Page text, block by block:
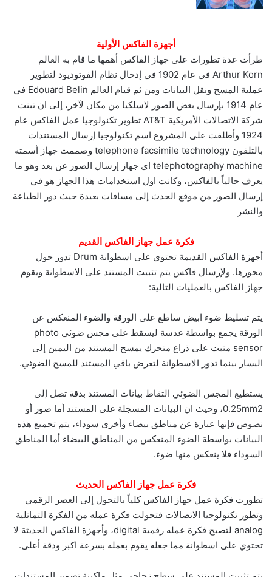
أجهزة الفاكس الأولية
طرأت عدة تطورات على جهاز الفاكس أهمها ما قام به العالم
Arthur Korn في عام 1902 في إدخال نظام الفوتوديود لتطوير
عملية المسح ونقل البيانات ومن ثم قيام العالم Edouard Belin في
عام 1914 بإرسال بعض الصور لاسلكيا من مكان لآخر، إلى ان تبنت
شركة الاتصالات الأمريكية AT&T تطوير تكنولوجيا عمل الفاكس عام
1924 وأطلقت على المشروع اسم تكنولوجيا إرسال المستندات
بالتلفون telephone facsimile technology وصممت جهاز أسمته
telephotography machine اي جهاز إرسال الصور عن بعد وهو ما
يعرف حالياً بالفاكس، وكانت اول استخدامات هذا الجهاز هو في
إرسال الصور من موقع الحدث إلى مسافات بعيدة حيث دور الطباعة
والنشر
فكرة عمل جهاز الفاكس القديم
أجهزة الفاكس القديمة تحتوي على اسطوانة Drum تدور حول
محورها. ولإرسال فاكس يتم تثبيت المستند على الاسطوانة ويقوم
جهاز الفاكس بالعمليات التالية:
يتم تسليط ضوء ابيض ساطع على الورقة والضوء المنعكس عن
الورقة يجمع بواسطة عدسة ليسقط على مجس ضوئي photo
sensor مثبت على ذراع متحرك يمسح المستند من اليمين إلى
اليسار بينما تدور الاسطوانة لتعرض باقي المستند للمسح الضوئي.
يستطيع المجس الضوئي التقاط بيانات المستند بدقة تصل إلى
0.25mm2، وحيث ان البيانات المسجلة على المستند أما صور أو
نصوص فإنها عبارة عن مناطق بيضاء وأخرى سوداء، يتم تجميع هذه
البيانات بواسطة الضوء المنعكس من المناطق البيضاء أما المناطق
السوداء فلا ينعكس منها ضوء.
فكرة عمل جهاز الفاكس الحديث
تطورت فكرة عمل جهاز الفاكس كلياً بالتحول إلى العصر الرقمي
وتطور تكنولوجيا الاتصالات فتحولت فكرة عمله من الفكرة التماثلية
analog لتصبح فكرة عمله رقمية digital، وأجهزة الفاكس الحديثة لا
تحتوي على اسطوانة مما جعله يقوم بعمله بسرعة اكبر ودقة أعلى.